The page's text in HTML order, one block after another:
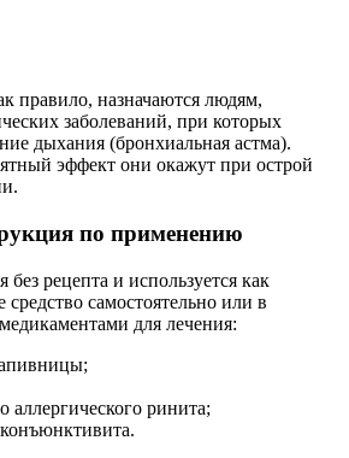
правило, назначаются людям,
заболеваний, при которых
дыхания (бронхиальная астма).
эффект они окажут при острой
по применению
без рецепта и используется как
средство самостоятельно или в
для лечения:
аллергического ринита;